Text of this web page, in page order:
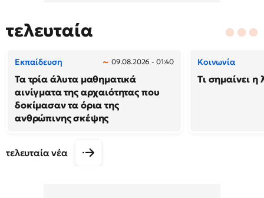
τελευταία
Εκπαίδευση 09.08.2026 - 01:40
Τα τρία άλυτα μαθηματικά
αινίγματα της αρχαιότητας που
δοκίμασαν τα όρια της
ανθρώπινης σκέψης
Κοινωνία
Τι σημαίνει η
τελευταία νέα